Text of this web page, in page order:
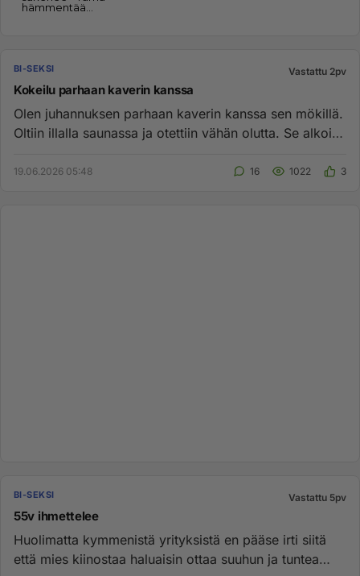
BI-SEKSI Vastattu 2pv
Kokeilu parhaan kaverin kanssa
Olen juhannuksen parhaan kaverin kanssa sen mökillä.
Oltiin illalla saunassa ja otettiin vähän olutta. Se alkoi
19.06.2026 05:48 16 1022 3
BI-SEKSI Vastattu 5pv
55v ihmettelee
Huolimatta kymmenistä yrityksistä en pääse irti siitä
että mies kiinostaa haluaisin ottaa suuhun ja tuntea